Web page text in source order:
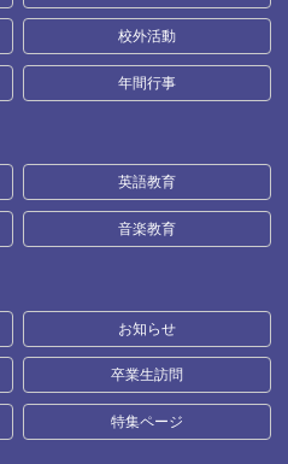
校外活動
年間行事
英語教育
音楽教育
お知らせ
卒業生訪問
特集ページ